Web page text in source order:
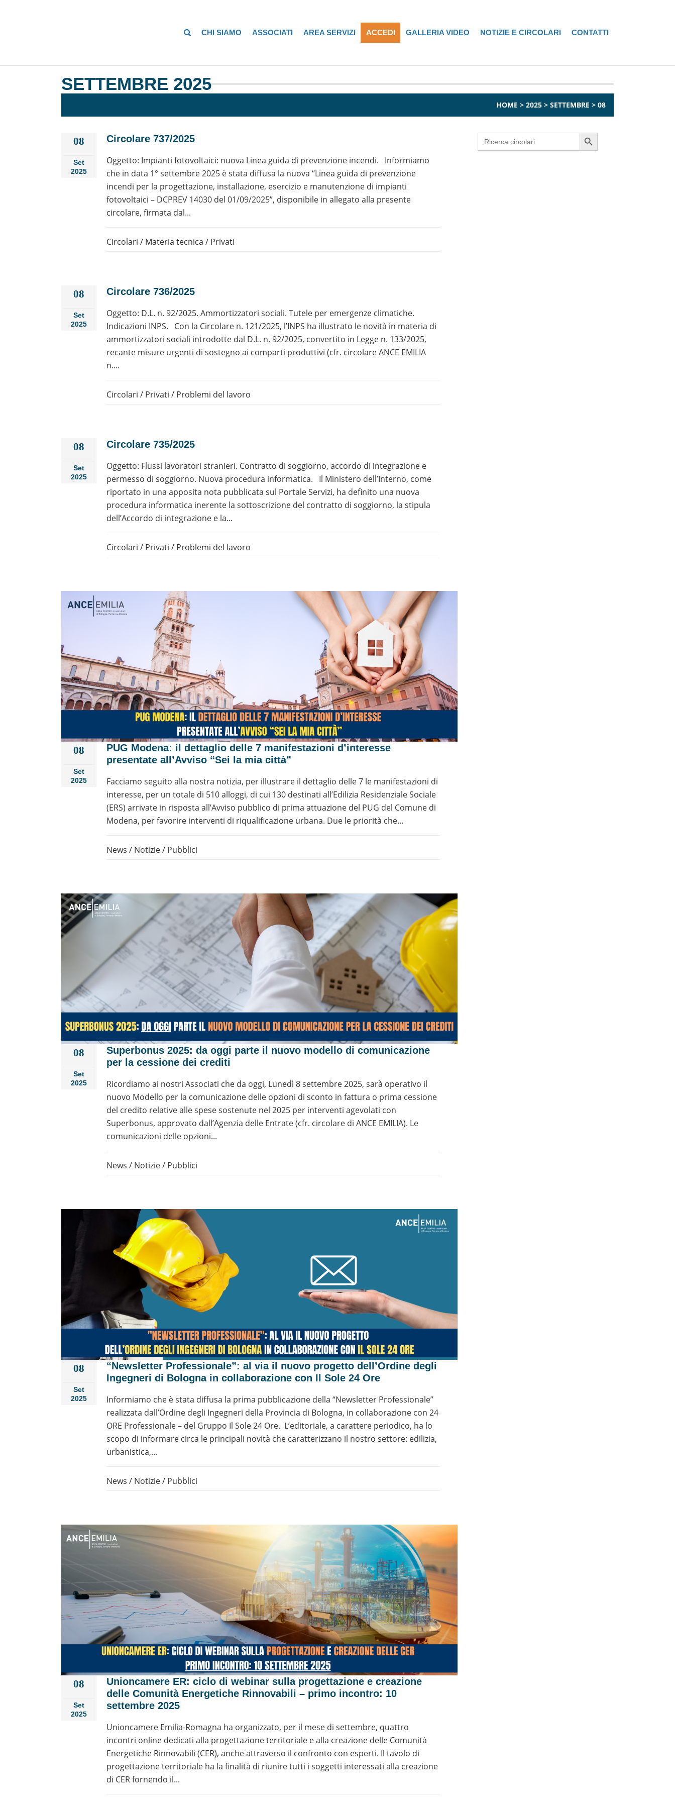
CHI SIAMO ASSOCIATI AREA SERVIZI ACCEDI GALLERIA VIDEO NOTIZIE E CIRCOLARI CONTATTI
SETTEMBRE 2025
HOME > 2025 > SETTEMBRE > 08
08
Set
2025
Circolare 737/2025
Oggetto: Impianti fotovoltaici: nuova Linea guida di prevenzione incendi. Informiamo
che in data 1° settembre 2025 è stata diffusa la nuova “Linea guida di prevenzione
incendi per la progettazione, installazione, esercizio e manutenzione di impianti
fotovoltaici – DCPREV 14030 del 01/09/2025”, disponibile in allegato alla presente
circolare, firmata dal...
Circolari / Materia tecnica / Privati
08
Set
2025
Circolare 736/2025
Oggetto: D.L. n. 92/2025. Ammortizzatori sociali. Tutele per emergenze climatiche.
Indicazioni INPS. Con la Circolare n. 121/2025, l’INPS ha illustrato le novità in materia di
ammortizzatori sociali introdotte dal D.L. n. 92/2025, convertito in Legge n. 133/2025,
recante misure urgenti di sostegno ai comparti produttivi (cfr. circolare ANCE EMILIA
n....
Circolari / Privati / Problemi del lavoro
08
Set
2025
Circolare 735/2025
Oggetto: Flussi lavoratori stranieri. Contratto di soggiorno, accordo di integrazione e
permesso di soggiorno. Nuova procedura informatica. Il Ministero dell’Interno, come
riportato in una apposita nota pubblicata sul Portale Servizi, ha definito una nuova
procedura informatica inerente la sottoscrizione del contratto di soggiorno, la stipula
dell’Accordo di integrazione e la...
Circolari / Privati / Problemi del lavoro
08
Set
2025
PUG Modena: il dettaglio delle 7 manifestazioni d’interesse
presentate all’Avviso “Sei la mia città”
Facciamo seguito alla nostra notizia, per illustrare il dettaglio delle 7 le manifestazioni di
interesse, per un totale di 510 alloggi, di cui 130 destinati all’Edilizia Residenziale Sociale
(ERS) arrivate in risposta all’Avviso pubblico di prima attuazione del PUG del Comune di
Modena, per favorire interventi di riqualificazione urbana. Due le priorità che...
News / Notizie/ Pubblici
08
Set
2025
Superbonus 2025: da oggi parte il nuovo modello di comunicazione
per la cessione dei crediti
Ricordiamo ai nostri Associati che da oggi, Lunedì 8 settembre 2025, sarà operativo il
nuovo Modello per la comunicazione delle opzioni di sconto in fattura o prima cessione
del credito relative alle spese sostenute nel 2025 per interventi agevolati con
Superbonus, approvato dall’Agenzia delle Entrate (cfr. circolare di ANCE EMILIA). Le
comunicazioni delle opzioni...
News / Notizie/ Pubblici
08
Set
2025
“Newsletter Professionale”: al via il nuovo progetto dell’Ordine degli
Ingegneri di Bologna in collaborazione con Il Sole 24 Ore
Informiamo che è stata diffusa la prima pubblicazione della “Newsletter Professionale”
realizzata dall’Ordine degli Ingegneri della Provincia di Bologna, in collaborazione con 24
ORE Professionale – del Gruppo Il Sole 24 Ore. L’editoriale, a carattere periodico, ha lo
scopo di informare circa le princi­pali novità che caratterizzano il nostro settore: edilizia,
urbanistica,...
News / Notizie/ Pubblici
08
Set
2025
Unioncamere ER: ciclo di webinar sulla progettazione e creazione
delle Comunità Energetiche Rinnovabili – primo incontro: 10
settembre 2025
Unioncamere Emilia-Romagna ha organizzato, per il mese di settembre, quattro
incontri online dedicati alla progettazione territoriale e alla creazione delle Comunità
Energetiche Rinnovabili (CER), anche attraverso il confronto con esperti. Il tavolo di
progettazione territoriale ha la finalità di riunire tutti i soggetti interessati alla creazione
di CER fornendo il...
Search
for:
Search Button